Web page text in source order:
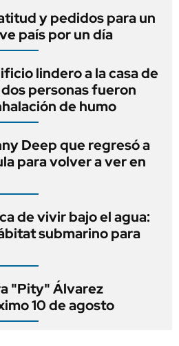
y pedidos para un
país por un día
lindero a la casa de
personas fueron
de humo
Deep que regresó a
para volver a ver en
de vivir bajo el agua:
submarino para
"Pity" Álvarez
10 de agosto